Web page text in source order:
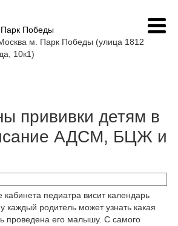
Парк Победы
м. Парк Победы (улица 1812
10к1)
прививки детям в
АДСМ, БЦЖ и
кабинета педиатра висит календарь
каждый родитель может узнать какая
проведена его малышу. С самого